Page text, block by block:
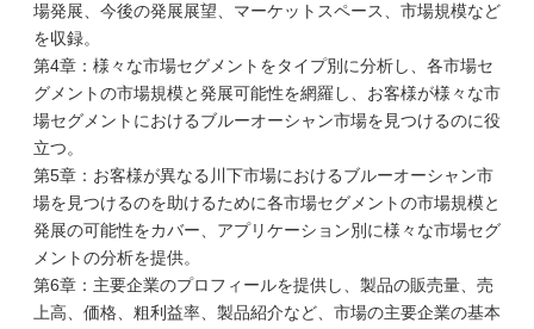
場発展、今後の発展展望、マーケットスペース、市場規模など
を収録。
第4章：様々な市場セグメントをタイプ別に分析し、各市場セ
グメントの市場規模と発展可能性を網羅し、お客様が様々な市
場セグメントにおけるブルーオーシャン市場を見つけるのに役
立つ。
第5章：お客様が異なる川下市場におけるブルーオーシャン市
場を見つけるのを助けるために各市場セグメントの市場規模と
発展の可能性をカバー、アプリケーション別に様々な市場セグ
メントの分析を提供。
第6章：主要企業のプロフィールを提供し、製品の販売量、売
上高、価格、粗利益率、製品紹介など、市場の主要企業の基本